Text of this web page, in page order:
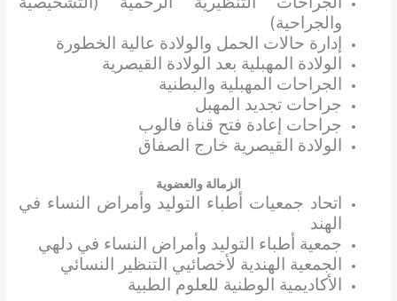
والجراحية)
إدارة حالات الحمل والولادة عالية الخطورة
الولادة المهبلية بعد الولادة القيصرية
الجراحات المهبلية والبطنية
جراحات تجديد المهبل
جراحات إعادة فتح قناة فالوب
الولادة القيصرية خارج الصفاق
الزمالة والعضوية
اتحاد جمعيات أطباء التوليد وأمراض النساء في
الهند
جمعية أطباء التوليد وأمراض النساء في دلهي
الجمعية الهندية لأخصائيي التنظير النسائي
الأكاديمية الوطنية للعلوم الطبية